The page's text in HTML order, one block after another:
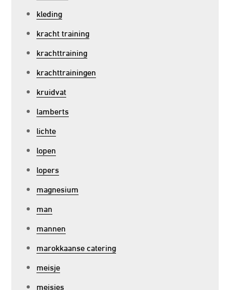
kleding
kracht training
krachttraining
krachttrainingen
kruidvat
lamberts
lichte
lopen
lopers
magnesium
man
mannen
marokkaanse catering
meisje
meisjes